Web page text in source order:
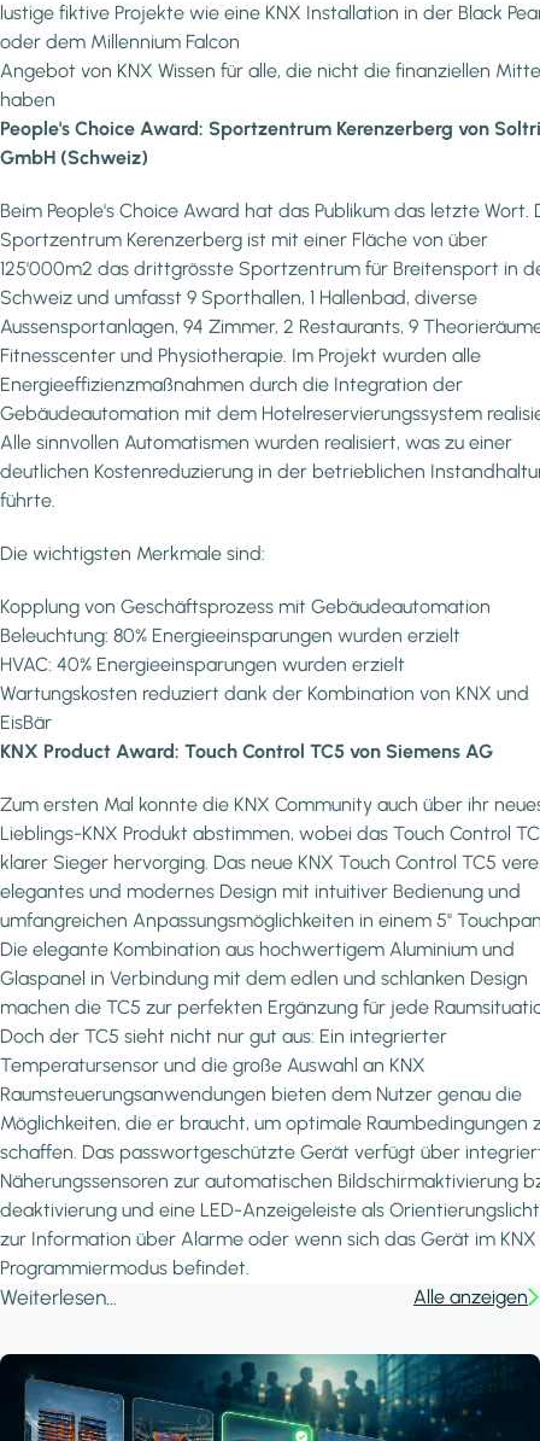
lustige fiktive Projekte wie eine KNX Installation in der Black
oder dem Millennium Falcon
Angebot von KNX Wissen für alle, die nicht die finanziellen
haben
People's Choice Award: Sportzentrum Kerenzerberg von
GmbH (Schweiz)
Beim People's Choice Award hat das Publikum das letzte Wort.
Sportzentrum Kerenzerberg ist mit einer Fläche von über
125'000m2 das drittgrösste Sportzentrum für Breitensport in
Schweiz und umfasst 9 Sporthallen, 1 Hallenbad, diverse
Aussensportanlagen, 94 Zimmer, 2 Restaurants, 9
Fitnesscenter und Physiotherapie. Im Projekt wurden alle
Energieeffizienzmaßnahmen durch die Integration der
Gebäudeautomation mit dem Hotelreservierungssystem
Alle sinnvollen Automatismen wurden realisiert, was zu einer
deutlichen Kostenreduzierung in der betrieblichen
führte.
Die wichtigsten Merkmale sind:
Kopplung von Geschäftsprozess mit Gebäudeautomation
Beleuchtung: 80% Energieeinsparungen wurden erzielt
HVAC: 40% Energieeinsparungen wurden erzielt
Wartungskosten reduziert dank der Kombination von KNX und
EisBär
KNX Product Award: Touch Control TC5 von Siemens AG
Zum ersten Mal konnte die KNX Community auch über ihr
Lieblings-KNX Produkt abstimmen, wobei das Touch Control
klarer Sieger hervorging. Das neue KNX Touch Control TC5
elegantes und modernes Design mit intuitiver Bedienung und
umfangreichen Anpassungsmöglichkeiten in einem 5''
Die elegante Kombination aus hochwertigem Aluminium und
Glaspanel in Verbindung mit dem edlen und schlanken Design
machen die TC5 zur perfekten Ergänzung für jede
Doch der TC5 sieht nicht nur gut aus: Ein integrierter
Temperatursensor und die große Auswahl an KNX
Raumsteuerungsanwendungen bieten dem Nutzer genau die
Möglichkeiten, die er braucht, um optimale Raumbedingungen
schaffen. Das passwortgeschützte Gerät verfügt über
Näherungssensoren zur automatischen Bildschirmaktivierung
deaktivierung und eine LED-Anzeigeleiste als
zur Information über Alarme oder wenn sich das Gerät im KNX
Programmiermodus befindet.
Weiterlesen... Alle anzeigen